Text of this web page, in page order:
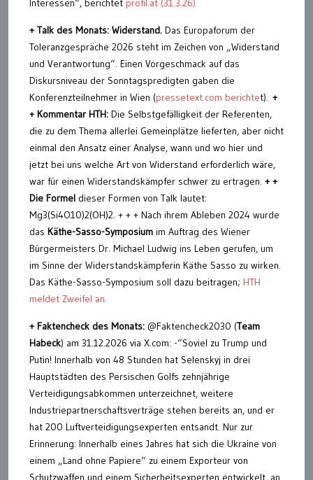
Interessen“, berichtet profil.at (31.3.26)
+ Talk des Monats: Widerstand. Das Europaforum der
Toleranzgespräche 2026 steht im Zeichen von „Widerstand
und Verantwortung“. Einen Vorgeschmack auf das
Diskursniveau der Sonntagspredigten gaben die
Konferenzteilnehmer in Wien (pressetext.com berichtet). +
+ Kommentar HTH: Die Selbstgefälligkeit der Referenten,
die zu dem Thema allerlei Gemeinplätze lieferten, aber nicht
einmal den Ansatz einer Analyse, wann und wo hier und
jetzt bei uns welche Art von Widerstand erforderlich wäre,
war für einen Widerstandskämpfer schwer zu ertragen. + +
Die Formel dieser Formen von Talk lautet:
Mg3(Si4O10)2(OH)2. + + + Nach ihrem Ableben 2024 wurde
das Käthe-Sasso-Symposium im Auftrag des Wiener
Bürgermeisters Dr. Michael Ludwig ins Leben gerufen, um
im Sinne der Widerstandskämpferin Käthe Sasso zu wirken.
Das Käthe-Sasso-Symposium soll dazu beitragen; HTH
meldet Zweifel an.
+ Faktencheck des Monats: @Faktencheck2030 (Team
Habeck) am 31.12.2026 via X.com: -“Soviel zu Trump und
Putin! Innerhalb von 48 Stunden hat Selenskyj in drei
Hauptstädten des Persischen Golfs zehnjährige
Verteidigungsabkommen unterzeichnet, weitere
Industriepartnerschaftsverträge stehen bereits an, und er
hat 200 Luftverteidigungsexperten entsandt. Nur zur
Erinnerung: Innerhalb eines Jahres hat sich die Ukraine von
einem „Land ohne Papiere“ zu einem Exporteur von
Schutzwaffen und einem Sicherheitsexperten entwickelt, an